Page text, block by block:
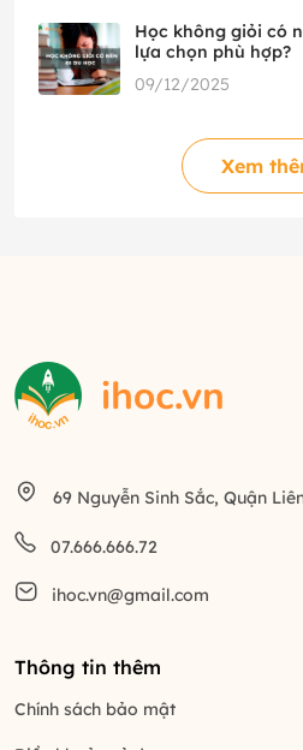
Học không giỏi có
lựa chọn phù hợp?
09/12/2025
Xem
69 Nguyễn Sinh Sắc, Quận
07.666.666.72
ihoc.vn@gmail.com
Thông tin thêm
Chính sách bảo mật